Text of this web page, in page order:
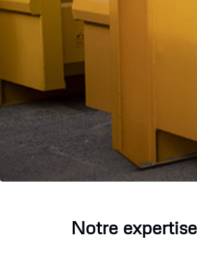
Notre expertise